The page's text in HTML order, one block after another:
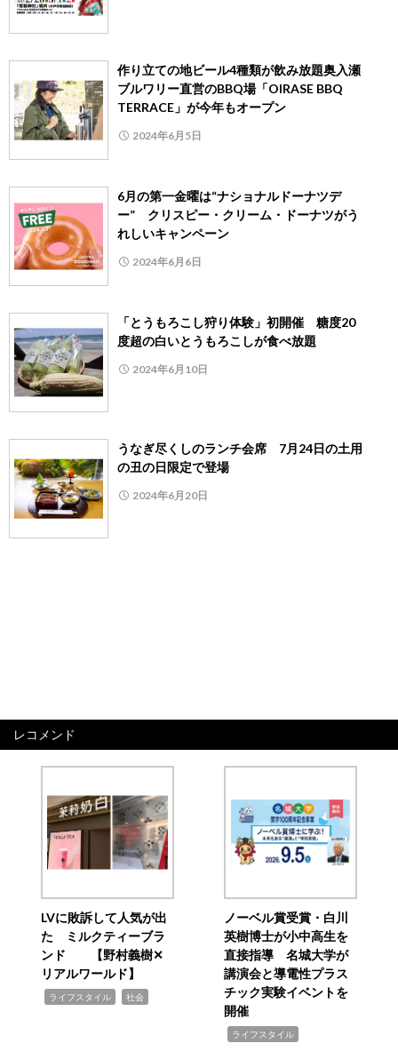
作り立ての地ビール4種類が飲み放題奥入瀬
ブルワリー直営のBBQ場「OIRASE BBQ
TERRACE」が今年もオープン
2024年6月5日
6月の第一金曜は“ナショナルドーナツデ
ー” クリスピー・クリーム・ドーナツがう
れしいキャンペーン
2024年6月6日
「とうもろこし狩り体験」初開催 糖度20
度超の白いとうもろこしが食べ放題
2024年6月10日
うなぎ尽くしのランチ会席 7月24日の土用
の丑の日限定で登場
2024年6月20日
レコメンド
LVに敗訴して人気が出
た ミルクティーブラ
ンド 【野村義樹✕
リアルワールド】
ライフスタイル 社会
ノーベル賞受賞・白川
英樹博士が小中高生を
直接指導 名城大学が
講演会と導電性プラス
チック実験イベントを
開催
ライフスタイル